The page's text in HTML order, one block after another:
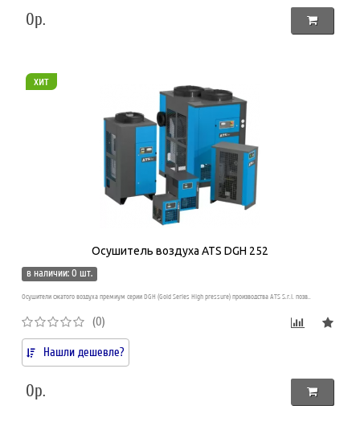
0р.
хит
Осушитель воздуха ATS DGH 252
в наличии: 0 шт.
Осушители сжатого воздуха премиум серии DGH (Gold Series High pressure) производства ATS S.r.l. позв..
(0)
Нашли дешевле?
0р.